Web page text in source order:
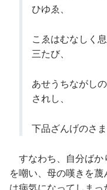
ひゆゑ、
こゑはむなし
三たび、
あせうちながし
されし、
下品ざんげのさま
すなわち、自分ばか
を嘲い、母の嘆きを
は病気になってしま